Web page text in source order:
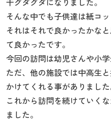
そんな中でも子供達は紙コ
それはそれで良かったかな
て良かったです。
今回の訪問は幼児さんや小
ただ、他の施設では中高生
かけてくれる事がありました
これから訪問を続けていく
ました。